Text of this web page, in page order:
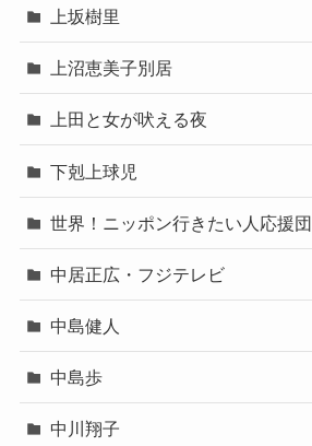
上坂樹里
上沼恵美子別居
上田と女が吠える夜
下剋上球児
世界！ニッポン行きたい人応援団
中居正広・フジテレビ
中島健人
中島歩
中川翔子